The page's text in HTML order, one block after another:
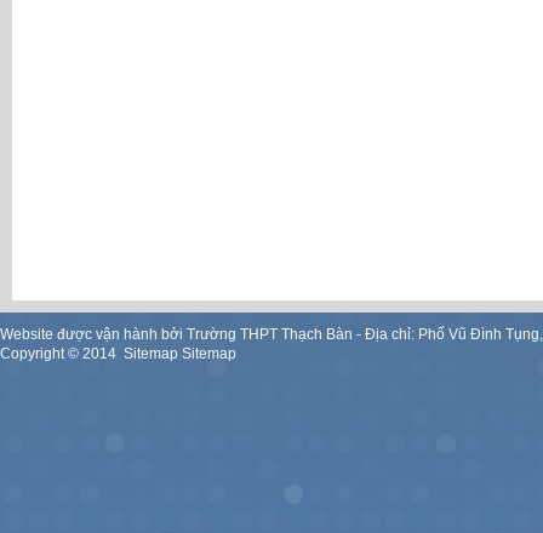
Website được vận hành bởi Trường THPT Thạch Bàn - Địa chỉ: Phố Vũ Đình
Copyright © 2014. Sitemap Sitemap